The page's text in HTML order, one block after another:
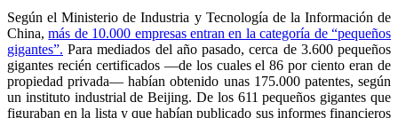
Según el Ministerio de Industria y Tecnología de la Información de
China,más de 10.000 empresas entran en la categoría de “pequeños
gigantes”. Para mediados del año pasado, cerca de 3.600 pequeños
gigantes recién certificados —de los cuales el 86 por ciento eran de
propiedad privada— habían obtenido unas 175.000 patentes, según
un instituto industrial de Beijing. De los 611 pequeños gigantes que
figuraban en la lista y que habían publicado sus informes financieros